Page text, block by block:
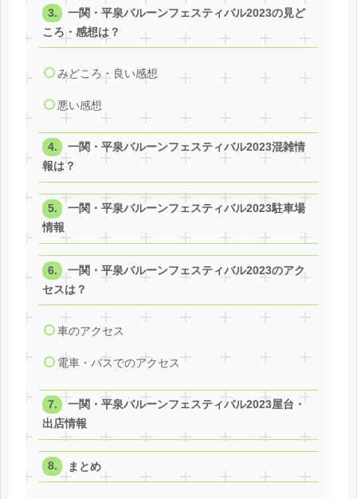
一関・平泉バルーンフェスティバル2023の見ど
ころ・感想は？
みどころ・良い感想
悪い感想
一関・平泉バルーンフェスティバル2023混雑情
報は？
一関・平泉バルーンフェスティバル2023駐車場
情報
一関・平泉バルーンフェスティバル2023のアク
セスは？
車のアクセス
電車・バスでのアクセス
一関・平泉バルーンフェスティバル2023屋台・
出店情報
まとめ